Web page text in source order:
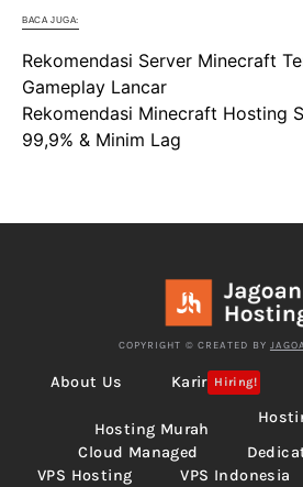
BACA JUGA:
Rekomendasi Server Minecraft
Gameplay Lancar
Rekomendasi Minecraft Hosting
99,9% & Minim Lag
COPYRIGHT © CREATED BY
About Us Karir Hiring!
Hosting Murah
Cloud Managed
VPS Hosting
VPS Indonesia